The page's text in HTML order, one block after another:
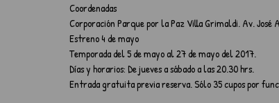
Coordenadas
Corporación Parque por la Paz Villa Grimaldi. Av.
Estreno 4 de mayo
Temporada del 5 de mayo al 27 de mayo del 2017.
Días y horarios: De jueves a sábado a las 20.30 hrs.
Entrada gratuita previa reserva. Sólo 35 cupos por